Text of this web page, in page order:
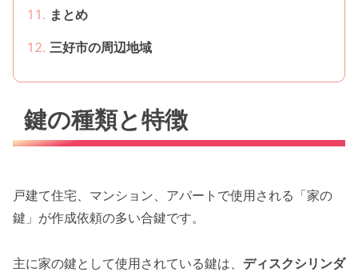
まとめ
三好市の周辺地域
鍵の種類と特徴
戸建て住宅、マンション、アパートで使用される「家の
鍵」が作成依頼の多い合鍵です。
主に家の鍵として使用されている鍵は、 ディスクシリンダ